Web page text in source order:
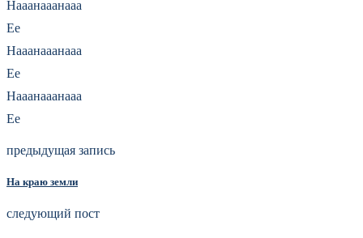
Нааанааанааа
Ее
Нааанааанааа
Ее
Нааанааанааа
Ее
предыдущая запись
На краю земли
следующий пост